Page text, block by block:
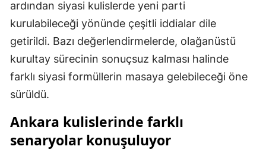
Kayseri
Kırklareli
Kırşehir
Konya
Kütahya
ardından siyasi kulislerde yeni parti
kurulabileceği yönünde çeşitli iddialar dile
getirildi. Bazı değerlendirmelerde, olağanüstü
kurultay sürecinin sonuçsuz kalması halinde
farklı siyasi formüllerin masaya gelebileceği öne
sürüldü.
Ankara kulislerinde farklı
senaryolar konuşuluyor